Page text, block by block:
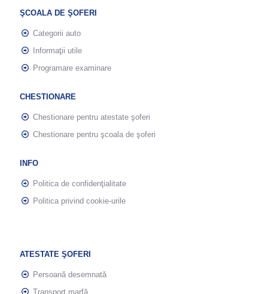
ŞCOALA DE ŞOFERI
Categorii auto
Informaţii utile
Programare examinare
CHESTIONARE
Chestionare pentru atestate şoferi
Chestionare pentru şcoala de şoferi
INFO
Politica de confidenţialitate
Politica privind cookie-urile
ATESTATE ŞOFERI
Persoană desemnată
Transport marfă